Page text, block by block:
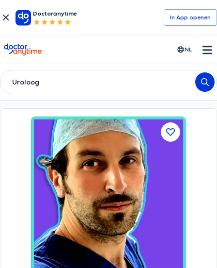
Doctoranytime
In App openen
doctoranytime NL
Uroloog